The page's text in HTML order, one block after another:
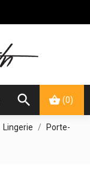
(0)
Lingerie Porte-